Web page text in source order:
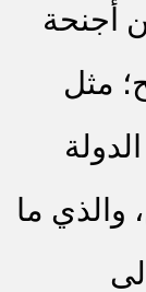
أجنحة
مثل
والذي ما